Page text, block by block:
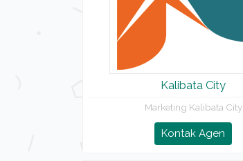
Kalibata City
Marketing Kalibata City
Kontak Agen